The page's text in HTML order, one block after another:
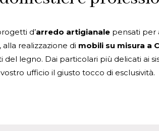
d’arredo artigianale pensati per
realizzazione di mobili su misura a
legno. Dai particolari più delicati ai
ufficio il giusto tocco di esclusività.